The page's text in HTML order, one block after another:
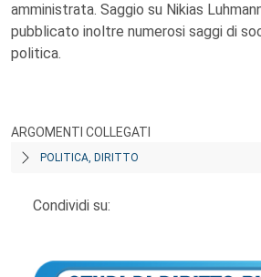
amministrata. Saggio su Nikias
pubblicato inoltre numerosi saggi di
politica.
ARGOMENTI COLLEGATI
POLITICA, DIRITTO
Condividi su: